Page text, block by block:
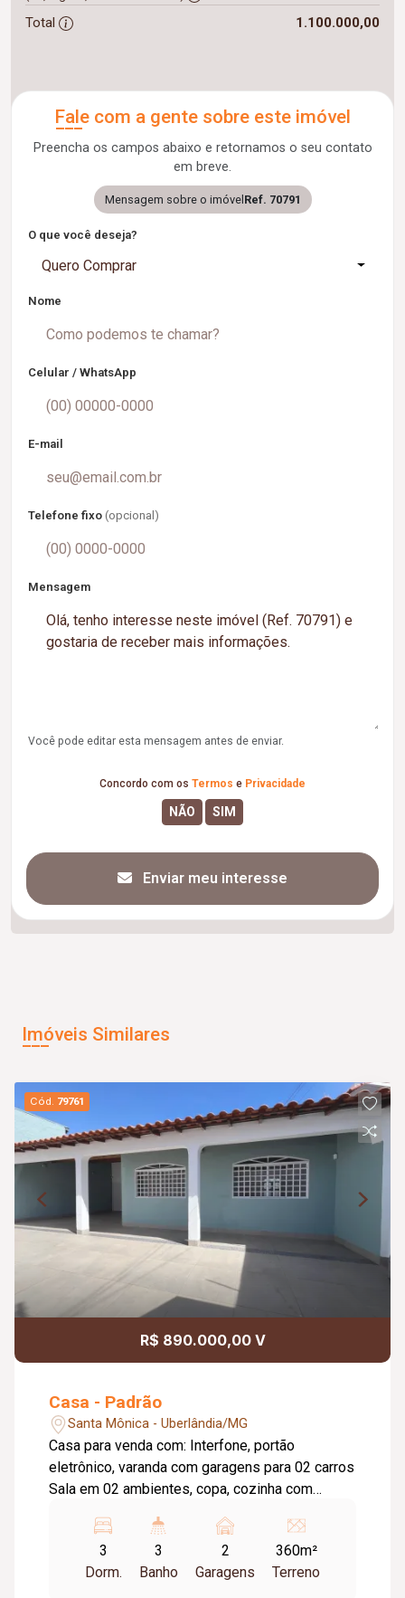
Total
1.100.000,00
Fale com a gente sobre este imóvel
Preencha os campos abaixo e retornamos o seu contato
em breve.
Mensagem sobre o imóvelRef. 70791
O que você deseja?
Quero Comprar
Nome
Celular / WhatsApp
E-mail
Telefone fixo (opcional)
Mensagem
Você pode editar esta mensagem antes de enviar.
Concordo com os Termos e Privacidade
Enviar meu interesse
Imóveis Similares
Cód. 79761
R$ 890.000,00 V
Casa - Padrão
Santa Mônica - Uberlândia/MG
Casa para venda com: Interfone, portão
eletrônico, varanda com garagens para 02 carros
Sala em 02 ambientes, copa, cozinha com
social, armários e blindex nos banheiros,
varanda com área gourmet, piscina. piso tabua
corrida e cerâmica.
3
Dorm.
3
Banho
2
Garagens
360m²
Terreno